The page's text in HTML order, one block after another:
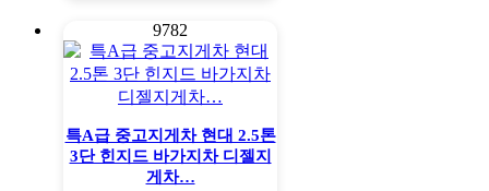
9782
특A급 중고지게차 현대 2.5톤
3단 힌지드 바가지차 디젤지
게차…